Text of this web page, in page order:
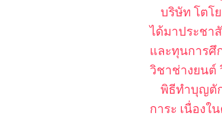
บริษัท โตโ
ได้มาประชา
และทุนการศึ
วิชาช่างยนต์
พิธีทำบุญตั
การะ เนื่องใ